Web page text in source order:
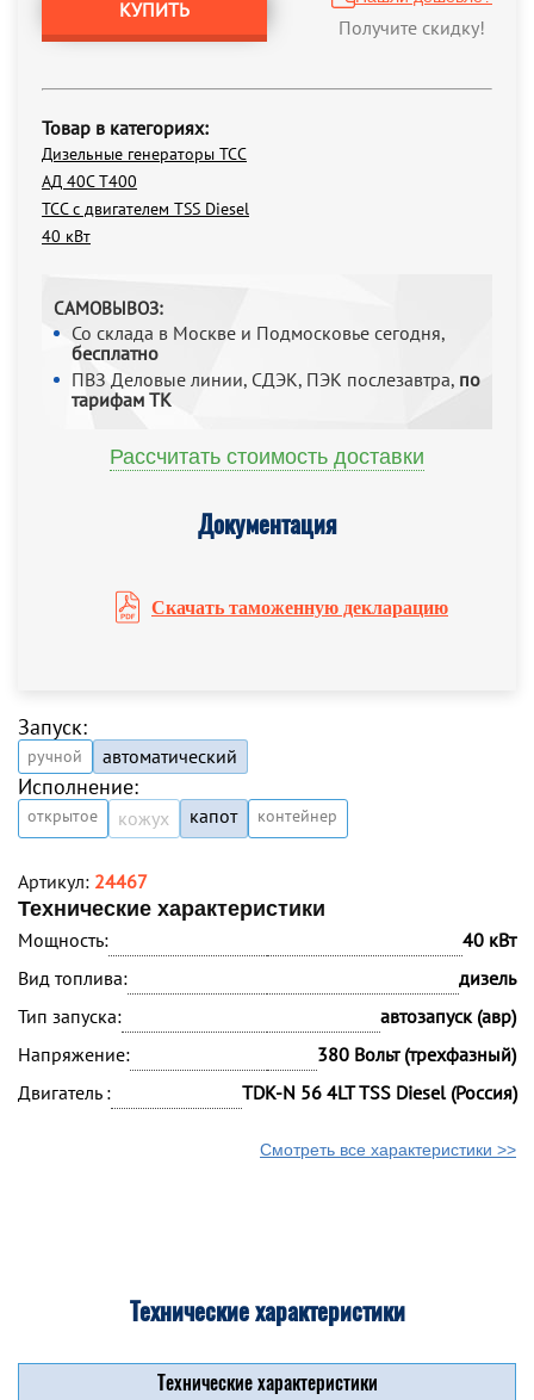
КУПИТЬ
Получите скидку!
Товар в категориях:
Дизельные генераторы ТСС
АД 40С Т400
ТСС с двигателем TSS Diesel
40 кВт
САМОВЫВОЗ:
Со склада в Москве и Подмосковье сегодня,
бесплатно
ПВЗ Деловые линии, СДЭК, ПЭК послезавтра, по
тарифам ТК
Рассчитать стоимость доставки
Документация
Скачать таможенную декларацию
Запуск:
ручной автоматический
Исполнение:
открытое кожух капот контейнер
Артикул: 24467
Технические характеристики
Мощность:
40 кВт
Вид топлива:
дизель
Тип запуска:
автозапуск (авр)
Напряжение:
380 Вольт (трехфазный)
Двигатель :
TDK-N 56 4LT TSS Diesel (Россия)
Смотреть все характеристики >>
Технические характеристики
Технические характеристики